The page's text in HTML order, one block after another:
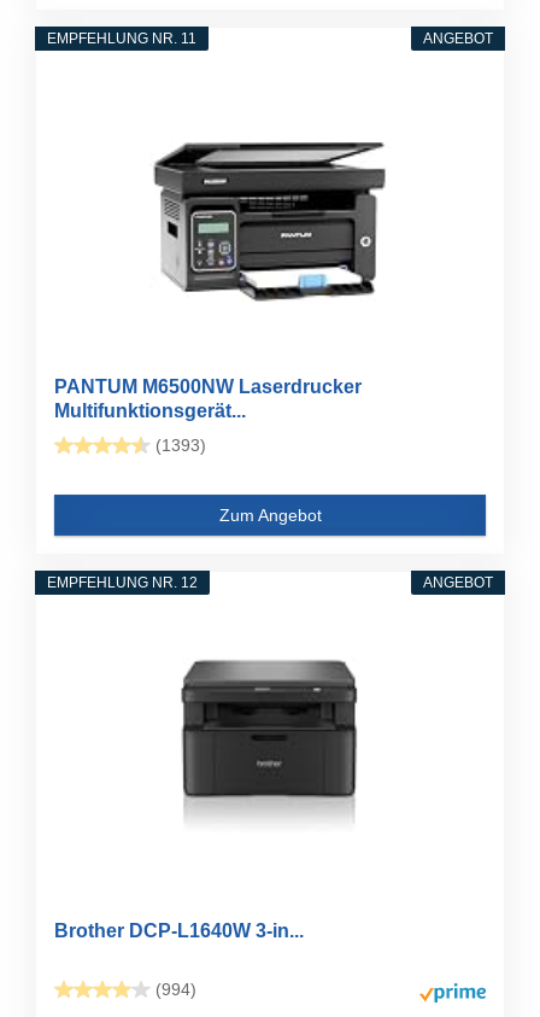
ANGEBOT
EMPFEHLUNG NR. 11
PANTUM M6500NW Laserdrucker
Multifunktionsgerät...
(1393)
Zum Angebot
ANGEBOT
EMPFEHLUNG NR. 12
Brother DCP-L1640W 3-in...
(994)